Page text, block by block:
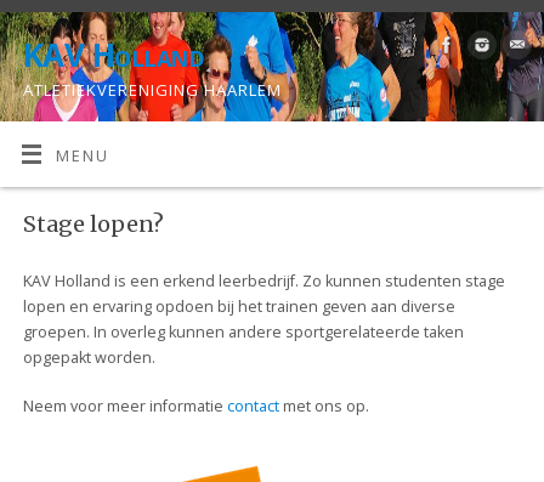
KAV Holland
ATLETIEKVERENIGING HAARLEM
MENU
Stage lopen?
KAV Holland is een erkend leerbedrijf. Zo kunnen studenten stage
lopen en ervaring opdoen bij het trainen geven aan diverse
groepen. In overleg kunnen andere sportgerelateerde taken
opgepakt worden.
Neem voor meer informatie contactmet ons op.